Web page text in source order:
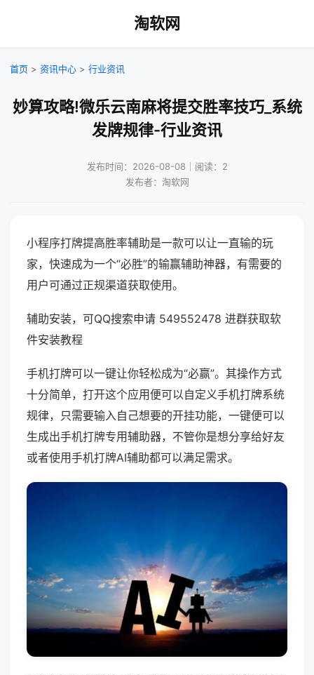
淘软网
首页 > 资讯中心 > 行业资讯
妙算攻略!微乐云南麻将提交胜率技巧_系统
发牌规律-行业资讯
发布时间：2026-08-08｜阅读：2
发布者：淘软网
小程序打牌提高胜率辅助是一款可以让一直输的玩
家，快速成为一个“必胜”的输赢辅助神器，有需要的
用户可通过正规渠道获取使用。
辅助安装，可QQ搜索申请 549552478 进群获取软
件安装教程
手机打牌可以一键让你轻松成为“必赢”。其操作方式
十分简单，打开这个应用便可以自定义手机打牌系统
规律，只需要输入自己想要的开挂功能，一键便可以
生成出手机打牌专用辅助器，不管你是想分享给好友
或者使用手机打牌AI辅助都可以满足需求。